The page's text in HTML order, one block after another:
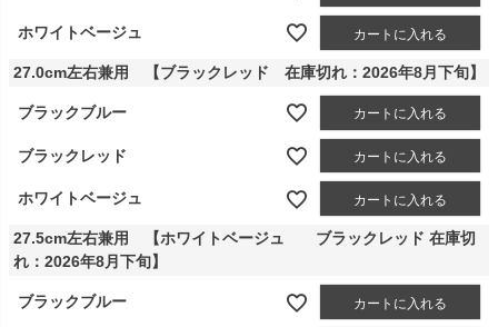
ホワイトベージュ カートに入れる
27.0cm左右兼用 【ブラックレッド 在庫切れ：2026年8月下旬】
ブラックブルー カートに入れる
ブラックレッド カートに入れる
ホワイトベージュ カートに入れる
27.5cm左右兼用 【ホワイトベージュ ブラックレッド 在庫切
れ：2026年8月下旬】
ブラックブルー カートに入れる